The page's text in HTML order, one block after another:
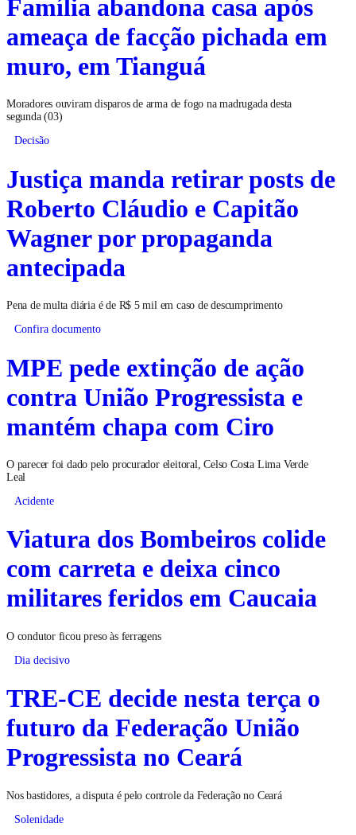
Família abandona casa após
ameaça de facção pichada em
muro, em Tianguá
Moradores ouviram disparos de arma de fogo na madrugada desta
segunda (03)
Decisão
Justiça manda retirar posts de
Roberto Cláudio e Capitão
Wagner por propaganda
antecipada
Pena de multa diária é de R$ 5 mil em caso de descumprimento
Confira documento
MPE pede extinção de ação
contra União Progressista e
mantém chapa com Ciro
O parecer foi dado pelo procurador eleitoral, Celso Costa Lima Verde
Leal
Acidente
Viatura dos Bombeiros colide
com carreta e deixa cinco
militares feridos em Caucaia
O condutor ficou preso às ferragens
Dia decisivo
TRE-CE decide nesta terça o
futuro da Federação União
Progressista no Ceará
Nos bastidores, a disputa é pelo controle da Federação no Ceará
Solenidade